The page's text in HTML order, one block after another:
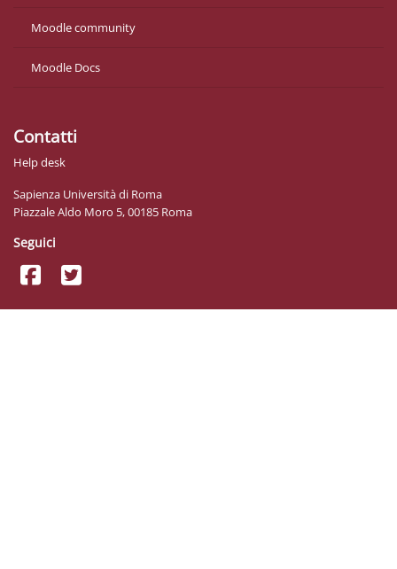
Moodle community
Moodle Docs
Contatti
Help desk
Sapienza Università di Roma
Piazzale Aldo Moro 5, 00185 Roma
Seguici